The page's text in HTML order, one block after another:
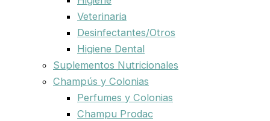
Veterinaria
Desinfectantes/Otros
Higiene Dental
Suplementos Nutricionales
Champús y Colonias
Perfumes y Colonias
Champu Prodac